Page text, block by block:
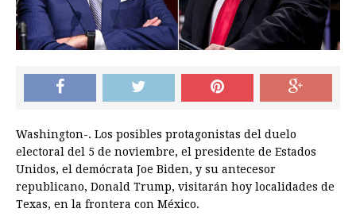
Washington-. Los posibles protagonistas del duelo
electoral del 5 de noviembre, el presidente de Estados
Unidos, el demócrata Joe Biden, y su antecesor
republicano, Donald Trump, visitarán hoy localidades de
Texas, en la frontera con México.